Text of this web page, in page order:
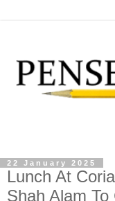
22 January 2025
Lunch At
Shah Alam To